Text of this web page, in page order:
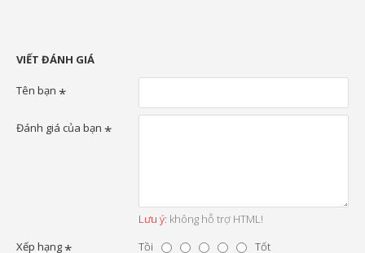
VIẾT ĐÁNH GIÁ
Tên bạn
Đánh giá của bạn
Lưu ý: không hỗ trợ HTML!
Xếp hạng
Tồi Tốt